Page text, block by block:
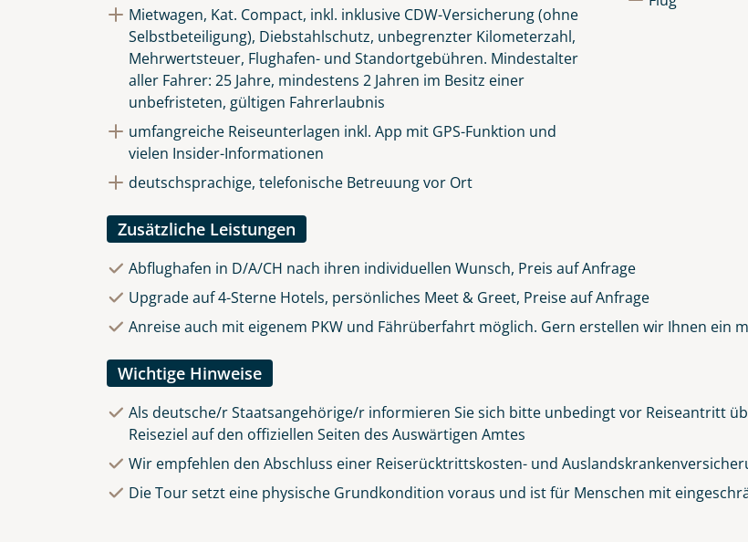
© Big Smoke Studio
Mietwagen, Kat. Compact, inkl. inklusive CDW-Versicherung (ohne
Selbstbeteiligung), Diebstahlschutz, unbegrenzter Kilometerzahl,
Mehrwertsteuer, Flughafen- und Standortgebühren. Mindestalter
aller Fahrer: 25 Jahre, mindestens 2 Jahren im Besitz einer
unbefristeten, gültigen Fahrerlaubnis
umfangreiche Reiseunterlagen inkl. App mit GPS-Funktion und
vielen Insider-Informationen
deutschsprachige, telefonische Betreuung vor Ort
Zusätzliche Leistungen
Abflughafen in D/A/CH nach ihren individuellen Wunsch, Preis auf Anfrage
Upgrade auf 4-Sterne Hotels, persönliches Meet & Greet, Preise auf Anfrage
Anreise auch mit eigenem PKW und Fährüberfahrt möglich. Gern erstellen wir Ihnen ein
Wichtige Hinweise
Als deutsche/r Staatsangehörige/r informieren Sie sich bitte unbedingt vor Reiseantritt
Reiseziel auf den offiziellen Seiten des Auswärtigen Amtes
Wir empfehlen den Abschluss einer Reiserücktrittskosten- und
Die Tour setzt eine physische Grundkondition voraus und ist für Menschen mit